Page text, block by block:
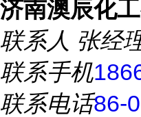
济南澳辰化
联系人 张经
联系手机
联系电话86-